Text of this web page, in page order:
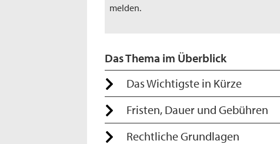
melden.
Das Thema im Überblick
Das Wichtigste in Kürze
Fristen, Dauer und Gebühren
Rechtliche Grundlagen